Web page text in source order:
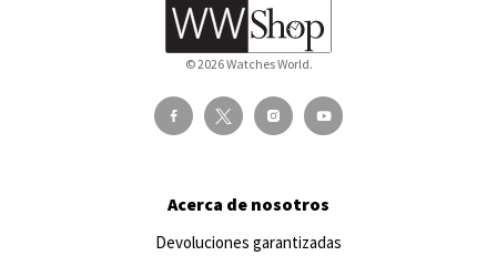
© 2026 Watches World.
Acerca de nosotros
Devoluciones garantizadas